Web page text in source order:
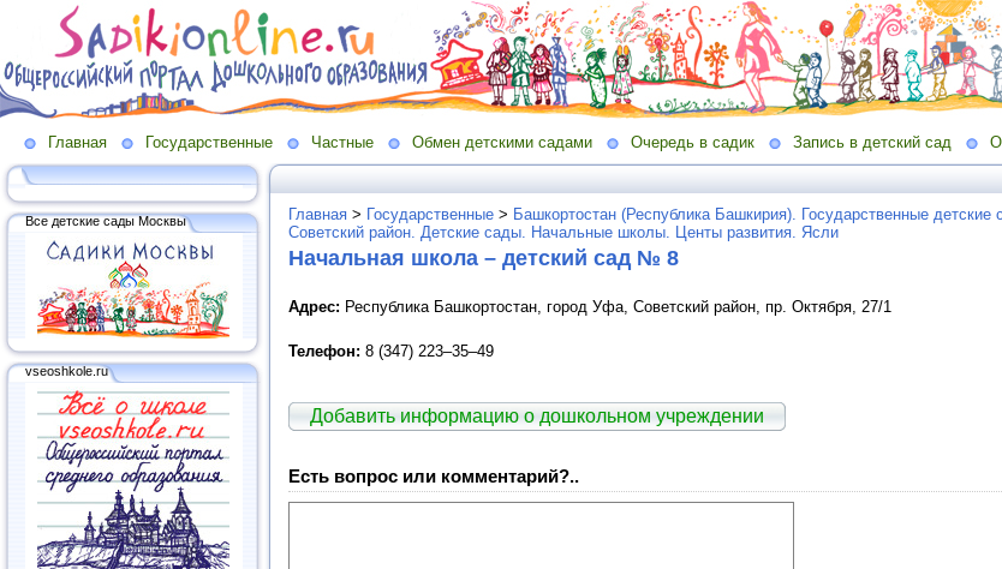
Главная Государственные Частные Обмен детскими садами Очередь в садик Запись в детский сад
Все детские сады Москвы
vseoshkole.ru
Главная > Государственные > Башкортостан (Республика Башкирия). Государственные детские
Советский район. Детские сады. Начальные школы. Центы развития. Ясли
Начальная школа – детский сад № 8
Адрес: Республика Башкортостан, город Уфа, Советский район, пр. Октября, 27/1
Телефон: 8 (347) 223–35–49
Добавить информацию о дошкольном учреждении
Есть вопрос или комментарий?..